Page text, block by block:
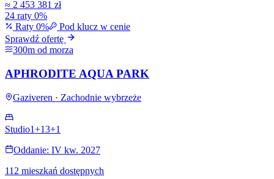
≈ 2 453 381 zł
24 raty 0%
Raty 0%
Pod klucz w cenie
Sprawdź ofertę
300m od morza
APHRODITE AQUA PARK
Gaziveren · Zachodnie wybrzeże
Studio1+13+1
Oddanie: IV kw. 2027
112 mieszkań dostępnych